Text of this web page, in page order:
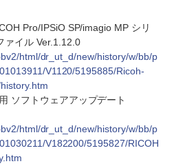
Pro/IPSiO SP/imagio MP シリ
ァイル Ver.1.12.0
html/dr_ut_d/new/history/w/bb/p
V1120/5195885/Ricoh-
ソフトウェアアップデート
html/dr_ut_d/new/history/w/bb/p
V182200/5195827/RICOH